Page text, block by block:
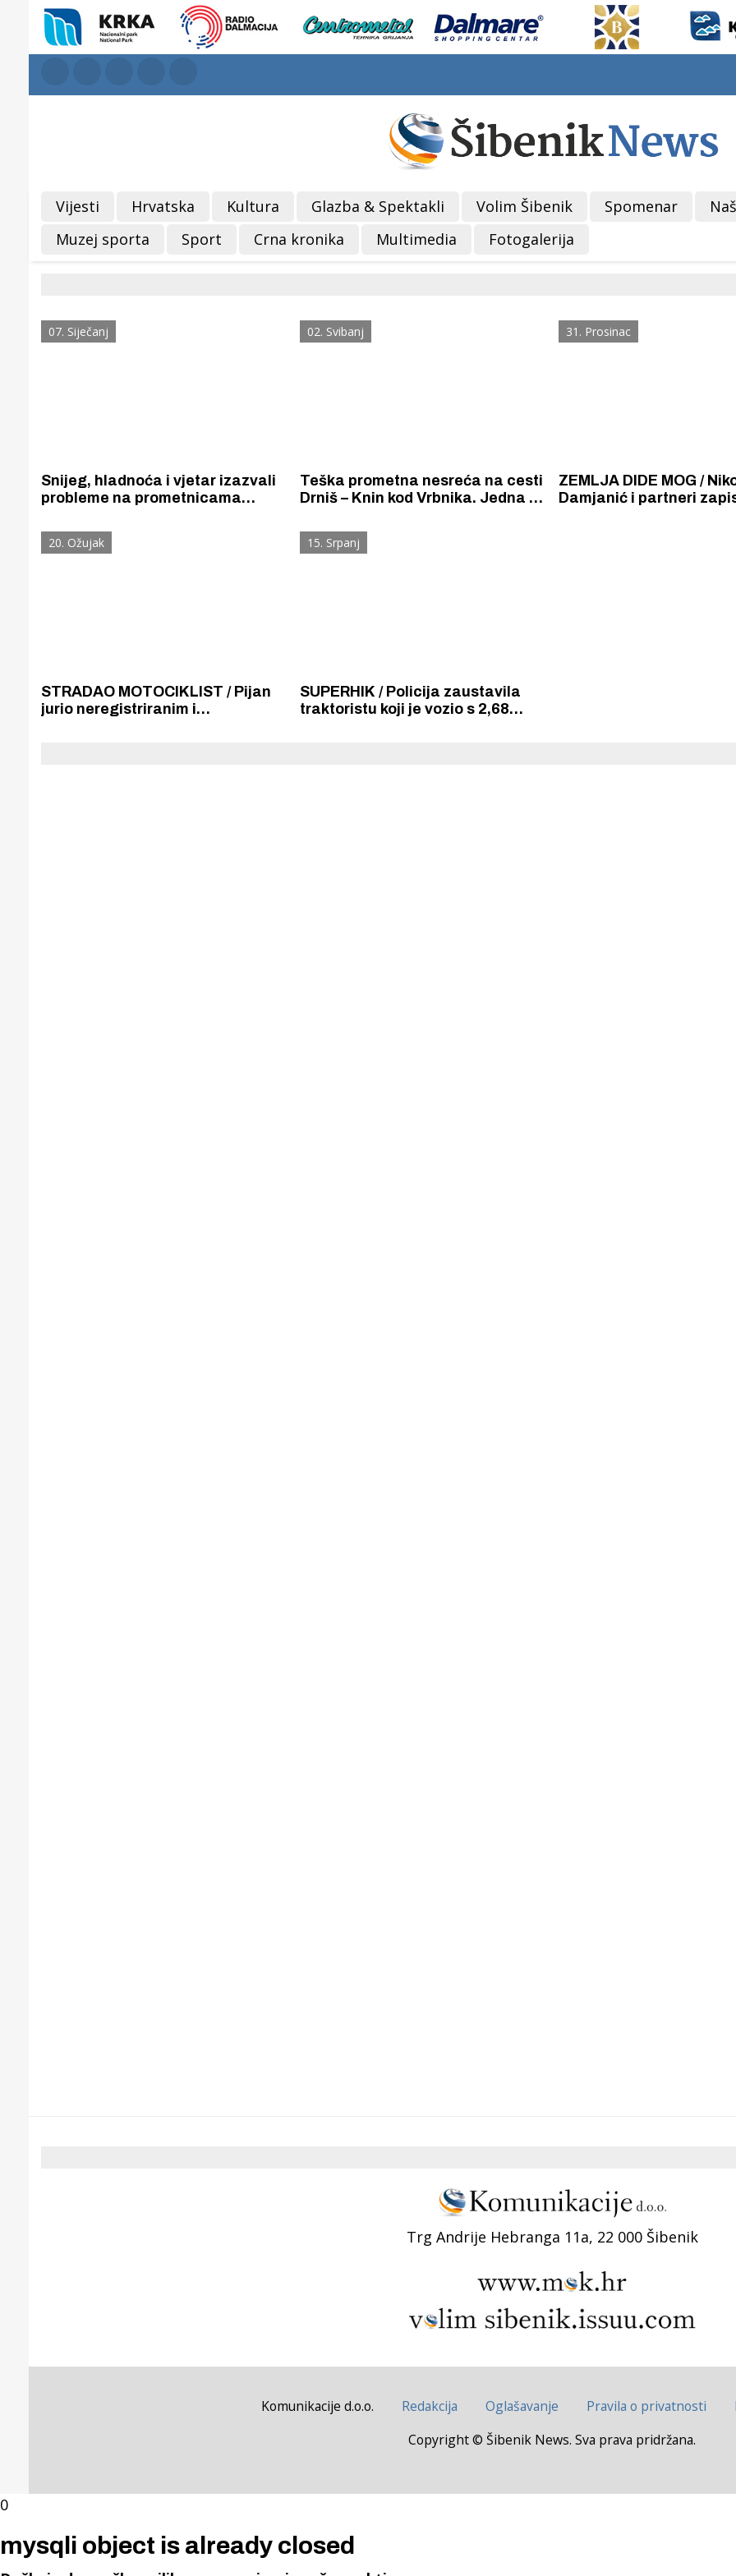
Vijesti Hrvatska Kultura Glazba & Spektakli Volim Šibenik Spomenar
Muzej sporta
Sport Crna kronika Multimedia Fotogalerija
07. Siječanj
Snijeg, hladnoća i vjetar izazvali
probleme na prometnicama
gdje je došlo do odrona i pada
stabala na ulice.
02. Svibanj
Teška prometna nesreća na cesti
Drniš – Knin kod Vrbnika. Jedna je
u tijeku. Cesta je zatvorena za
sav promet.
31. Prosinac
ZEMLJA DIDE MOG /
Damjanić i partneri
20. Ožujak
STRADAO MOTOCIKLIST / Pijan
jurio neregistriranim i
15. Srpanj
SUPERHIK / Policija zaustavila
traktoristu koji je vozio s 2,68
Trg Andrije Hebranga 11a, 22 000 Šibenik
Komunikacije d.o.o. Redakcija Oglašavanje Pravila o privatnosti
Copyright © Šibenik News. Sva prava pridržana.
0
mysqli object is already closed